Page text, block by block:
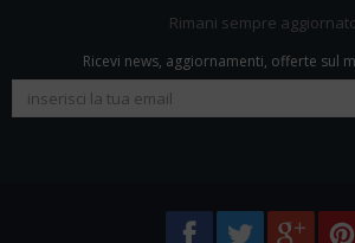
Tutti i cani iscritti
Negozio per cani
Spedizioni e resi
Rimani sempre
Ricevi news, aggiornamenti, offerte sul